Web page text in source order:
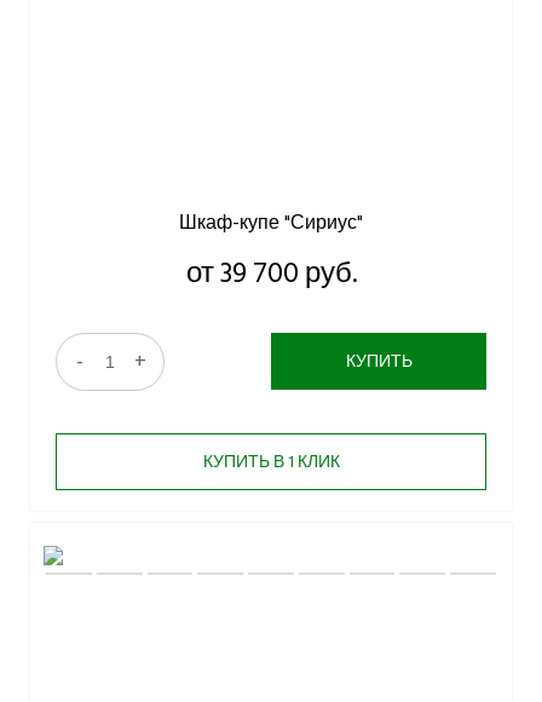
Шкаф-купе "Сириус"
от 39 700 руб.
- + КУПИТЬ
КУПИТЬ В 1 КЛИК